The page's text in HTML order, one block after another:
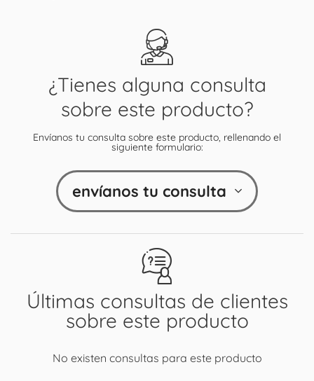
Últimas consultas de clientes
sobre este producto
No existen consultas para este producto
¿Tienes alguna consulta
sobre este producto?
Envíanos tu consulta sobre este producto, rellenando el
siguiente formulario:
envíanos tu consulta